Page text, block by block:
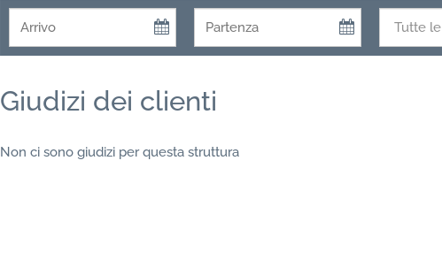
Giudizi dei clienti
Non ci sono giudizi per questa struttura